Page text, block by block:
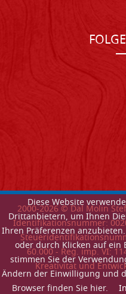
Diese Website
Drittanbietern, um Ihnen
Ihren Präferenzen
oder durch Klicken auf ein
stimmen Sie der
Ändern der Einwilligung und
Browser finden Sie hier.
2000-2026© Dal Molin
Identifikationsnummer:
60.000 - Reg. imp. VI:
Kreativitat und